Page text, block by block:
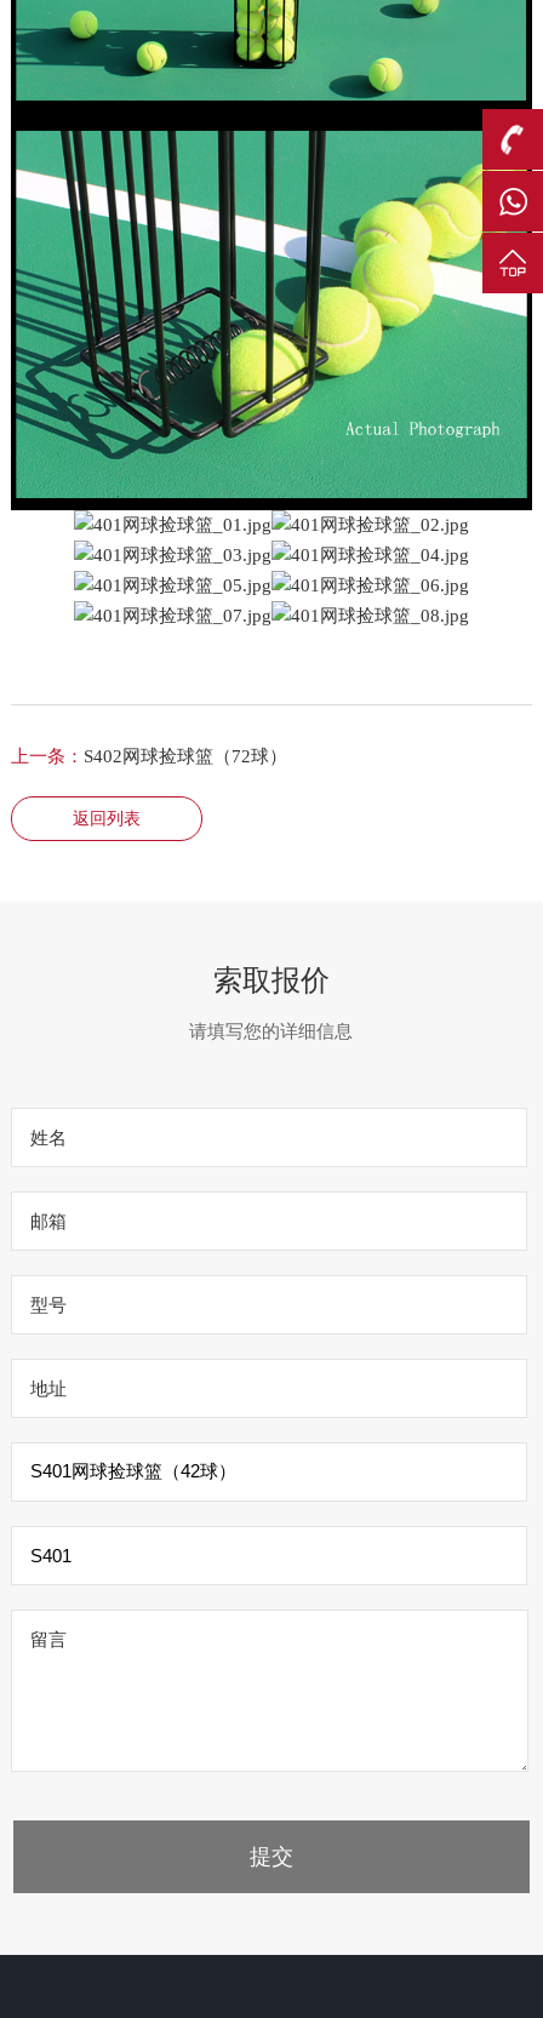
上一条： S402网球捡球篮（72球）
返回列表
索取报价
请填写您的详细信息